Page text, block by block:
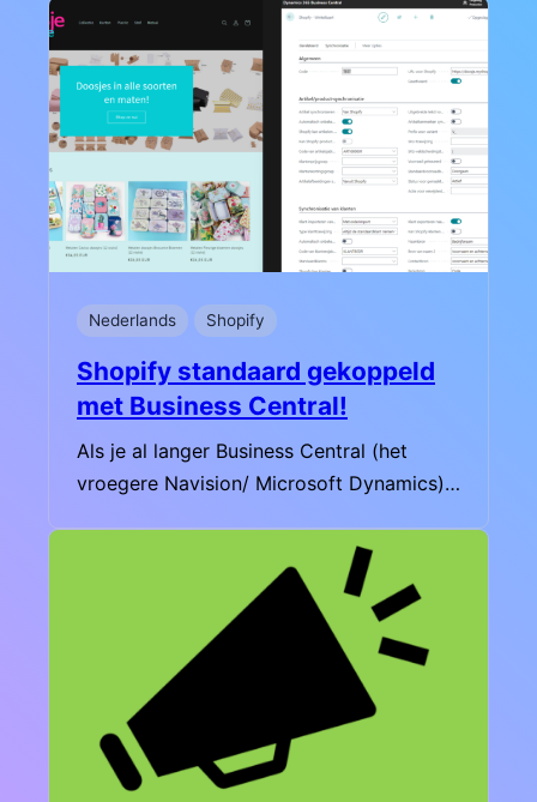
Nederlands Shopify
Shopify standaard gekoppeld
met Business Central!
Als je al langer Business Central (het
vroegere Navision/ Microsoft Dynamics)…